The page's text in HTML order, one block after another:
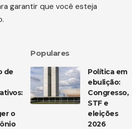
garantir que você esteja
de
o
Populares
Política em
ebulição:
Congresso,
STF e
eleições
2026